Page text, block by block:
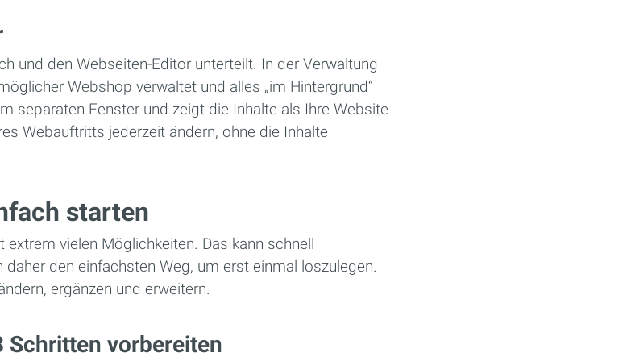
und den Webseiten-Editor unterteilt. In der Verwaltung
Webshop verwaltet und alles „im Hintergrund“
separaten Fenster und zeigt die Inhalte als Ihre Website
Webauftritts jederzeit ändern, ohne die Inhalte
starten
vielen Möglichkeiten. Das kann schnell
daher den einfachsten Weg, um erst einmal loszulegen.
ergänzen und erweitern.
Schritten vorbereiten